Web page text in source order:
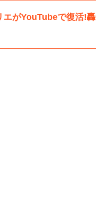
エがYouTubeで復活!